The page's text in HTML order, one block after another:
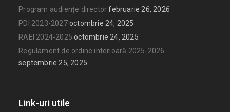
Program audiențe director februarie 26, 2026
PDI 2023-2027 octombrie 24, 2025
RAEI 2024-2025 octombrie 24, 2025
Regulament de ordine interioară 2025-2026
septembrie 25, 2025
Link-uri utile